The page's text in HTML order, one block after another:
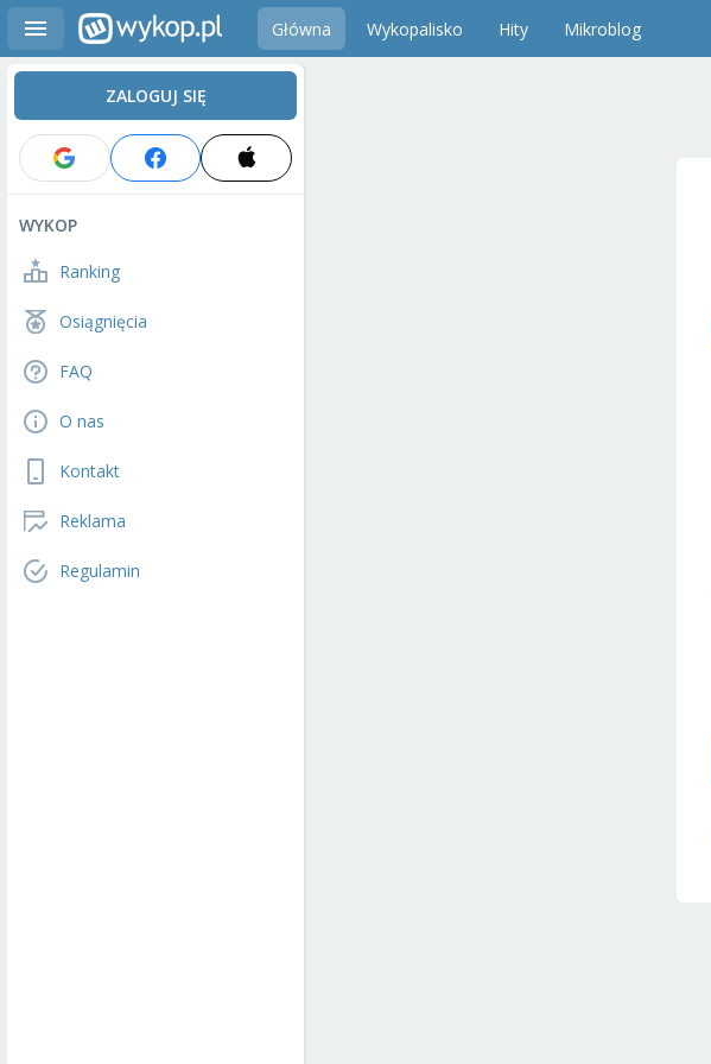
Główna Wykopalisko Hity Mikroblog
ZALOGUJ SIĘ
WYKOP
Ranking
Osiągnięcia
FAQ
O nas
Kontakt
Reklama
Regulamin